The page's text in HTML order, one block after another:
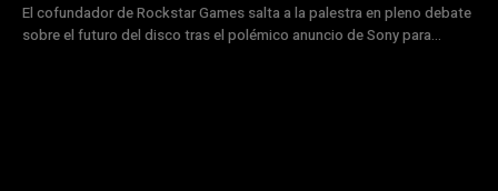
El cofundador de Rockstar Games salta a la palestra en pleno debate
sobre el futuro del disco tras el polémico anuncio de Sony para...